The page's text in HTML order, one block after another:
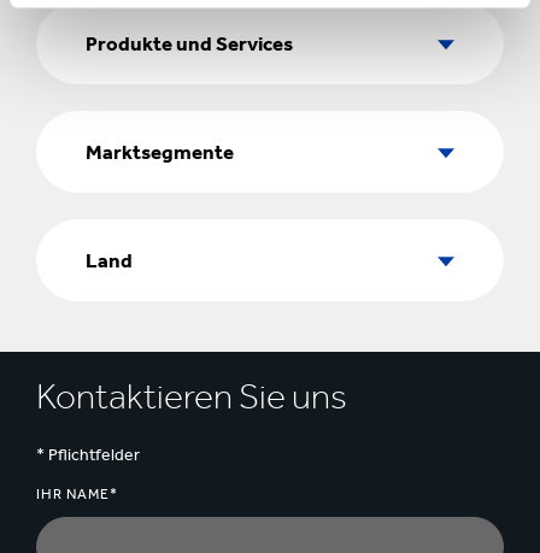
Produkte
Produkte und Services
Marktsegmente
Land
Kontaktieren Sie uns
* Pflichtfelder
IHR NAME*